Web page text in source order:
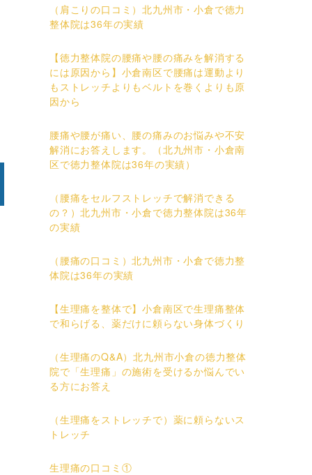
（肩こりの口コミ）北九州市・小倉で徳力
整体院は36年の実績
【徳力整体院の腰痛や腰の痛みを解消する
には原因から】小倉南区で腰痛は運動より
もストレッチよりもベルトを巻くよりも原
因から
腰痛や腰が痛い、腰の痛みのお悩みや不安
解消にお答えします。（北九州市・小倉南
区で徳力整体院は36年の実績）
（腰痛をセルフストレッチで解消できる
の？）北九州市・小倉で徳力整体院は36年
の実績
（腰痛の口コミ）北九州市・小倉で徳力整
体院は36年の実績
【生理痛を整体で】小倉南区で生理痛整体
で和らげる、薬だけに頼らない身体づくり
（生理痛のQ&A）北九州市小倉の徳力整体
院で「生理痛」の施術を受けるか悩んでい
る方にお答え
（生理痛をストレッチで）薬に頼らないス
トレッチ
生理痛の口コミ①